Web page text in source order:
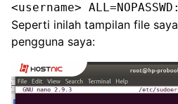
<username>
Seperti inilah tampilan file
pengguna saya: